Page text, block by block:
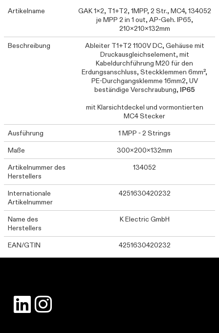
Artikelname
GAK 1x2, T1+T2, 1MPP, 2 Str., MC4, 134052
je MPP 2 in 1 out, AP-Geh. IP65,
210x210x132mm
Beschreibung
Ableiter T1+T2 1100V DC, Gehäuse mit
Druckausgleichselement, mit
Kabeldurchführung M20 für den
Erdungsanschluss, Steckklemmen 6mm²,
PE-Durchgangsklemme 16mm2, UV
beständige Verschraubung, IP65
mit Klarsichtdeckel und vormontierten
MC4 Stecker
Ausführung
1 MPP - 2 Strings
Maße
300x200x132mm
Artikelnummer des
Herstellers
134052
Internationale
Artikelnummer
4251630420232
Name des
Herstellers
K Electric GmbH
EAN/GTIN 4251630420232